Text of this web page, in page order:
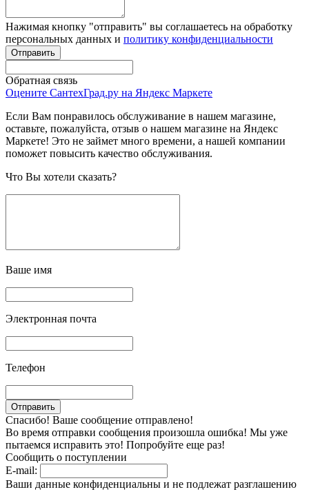
Нажимая кнопку "отправить" вы соглашаетесь на обработку
персональных данных и политику конфиденциальности
Обратная связь
Оцените СантехГрад.ру на Яндекс Маркете
Если Вам понравилось обслуживание в нашем магазине,
оставьте, пожалуйста, отзыв о нашем магазине на Яндекс
Маркете! Это не займет много времени, а нашей компании
поможет повысить качество обслуживания.
Что Вы хотели сказать?
Ваше имя
Электронная почта
Телефон
Спасибо! Ваше сообщение отправлено!
Во время отправки сообщения произошла ошибка! Мы уже
пытаемся исправить это! Попробуйте еще раз!
Сообщить о поступлении
E-mail:
Ваши данные конфиденциальны и не подлежат разглашению